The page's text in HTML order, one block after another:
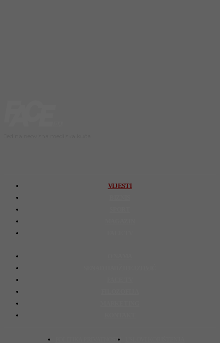
VIJESTI
POLITIKA PRIVATNOSTI